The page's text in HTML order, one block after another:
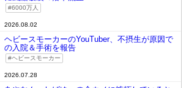
6000万人
2026.08.02
ヘビースモーカーのYouTuber、不摂生が原因で
の入院＆手術を報告
ヘビースモーカー
2026.07.28